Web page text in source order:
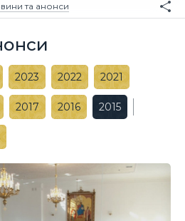
та анонси
2023 2022 2021
2017 2016 2015